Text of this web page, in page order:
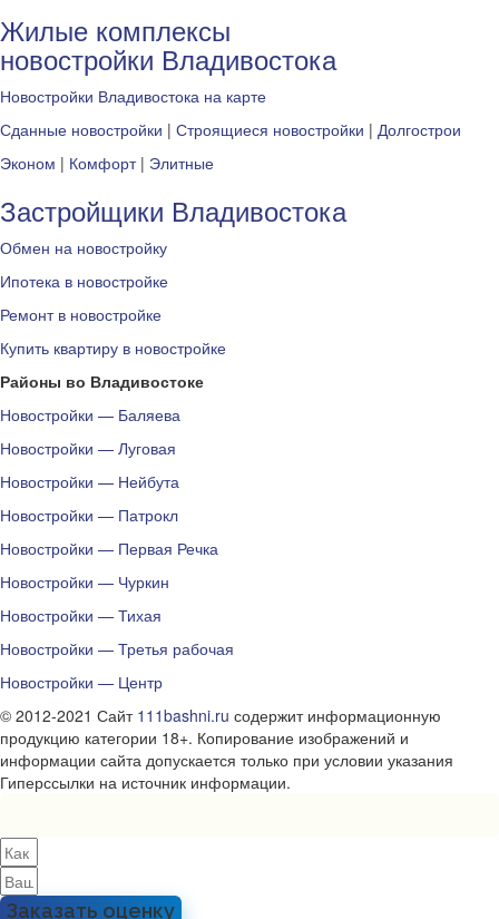
Жилые комплексы
новостройки Владивостока
Новостройки Владивостока на карте
Сданные новостройки | Строящиеся новостройки | Долгострои
Эконом | Комфорт| Элитные
Застройщики Владивостока
Обмен на новостройку
Ипотека в новостройке
Ремонт в новостройке
Купить квартиру в новостройке
Районы во Владивостоке
Новостройки — Баляева
Новостройки — Луговая
Новостройки — Нейбута
Новостройки — Патрокл
Новостройки — Первая Речка
Новостройки — Чуркин
Новостройки — Тихая
Новостройки — Третья рабочая
Новостройки — Центр
© 2012-2021 Сайт 111bashni.ru содержит информационную
продукцию категории 18+. Копирование изображений и
информации сайта допускается только при условии указания
Гиперссылки на источник информации.
Заказать оценку